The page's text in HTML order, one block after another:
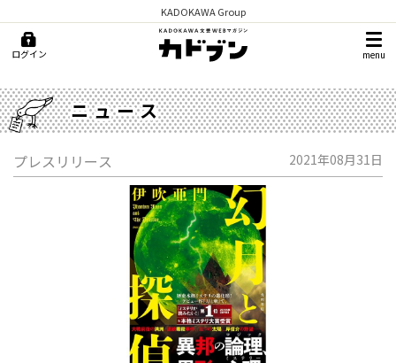
KADOKAWA Group
ログイン menu
ニュース
プレスリリース 2021年08月31日